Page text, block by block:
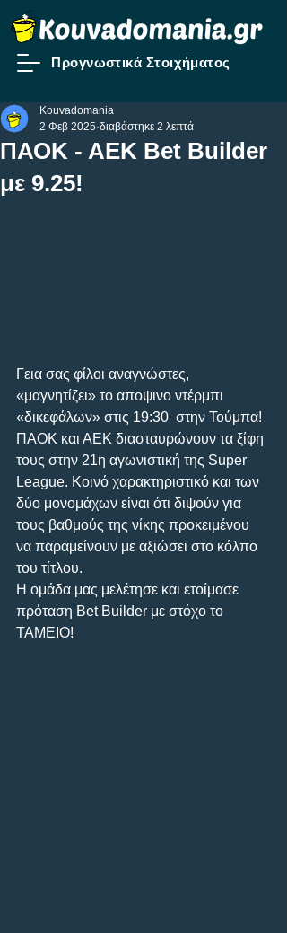
Προγνωστικά Στοιχήματος
ΠΑΟΚ - ΑΕΚ Bet Builder
με 9.25!
Kouvadomania
2 Φεβ 2025 διαβάστηκε 2 λεπτά
Γεια σας φίλοι αναγνώστες,
«μαγνητίζει» το αποψινο ντέρμπι
«δικεφάλων» στις 19:30  στην Τούμπα!
ΠΑΟΚ και ΑΕΚ διασταυρώνουν τα ξίφη
τους στην 21η αγωνιστική της Super
League. Κοινό χαρακτηριστικό και των
δύο μονομάχων είναι ότι διψούν για
τους βαθμούς της νίκης προκειμένου
να παραμείνουν με αξιώσει στο κόλπο
του τίτλου.
Η ομάδα μας μελέτησε και ετοίμασε
πρόταση Bet Builder με στόχο το
ΤΑΜΕΙΟ!